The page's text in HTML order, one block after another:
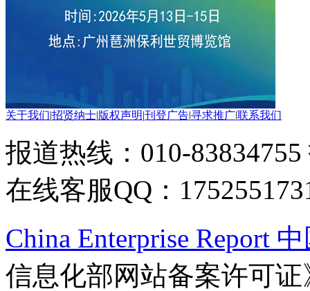
关于我们|招贤纳士|版权声明|刊登广告|寻求推广|联系我们
报道热线：010-83834755
在线客服QQ：
China Enterprise Report
信息化部网站备案许可